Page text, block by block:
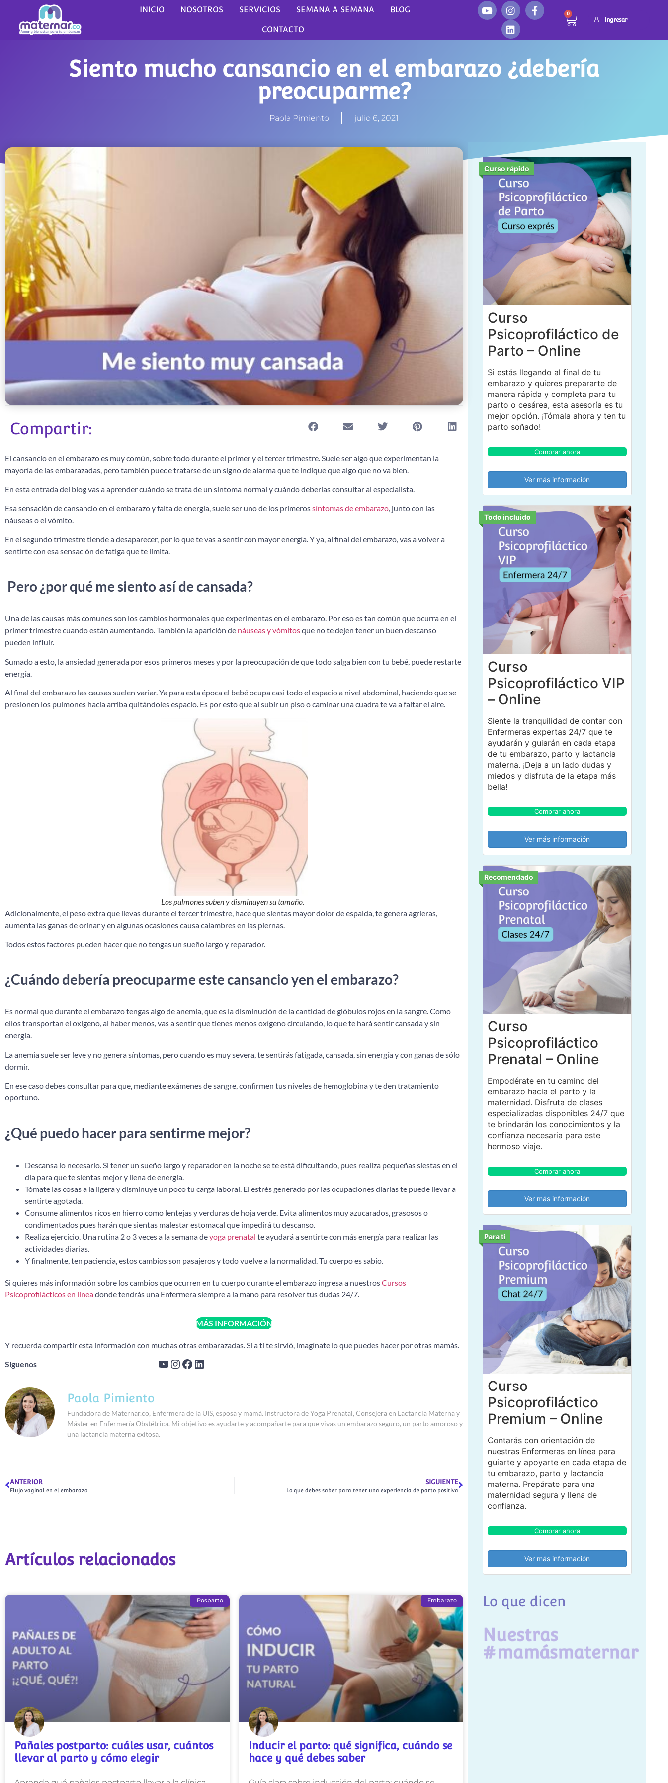
INICIO NOSOTROS SERVICIOS SEMANA A SEMANA BLOG
CONTACTO
0
Ingresar
Siento mucho cansancio en el embarazo ¿debería
preocuparme?
Paola Pimiento julio 6, 2021
Compartir:
El cansancio en el embarazo es muy común, sobre todo durante el primer y el tercer trimestre. Suele ser algo que experimentan la
mayoría de las embarazadas, pero también puede tratarse de un signo de alarma que te indique que algo que no va bien.
En esta entrada del blog vas a aprender cuándo se trata de un síntoma normal y cuándo deberías consultar al especialista.
Esa sensación de cansancio en el embarazo y falta de energía, suele ser uno de los primerossíntomas de embarazo , junto con las
náuseas o el vómito.
En el segundo trimestre tiende a desaparecer, por lo que te vas a sentir con mayor energía. Y ya, al final del embarazo, vas a volver a
sentirte con esa sensación de fatiga que te limita.
Pero ¿por qué me siento así de cansada?
Una de las causas más comunes son los cambios hormonales que experimentas en el embarazo. Por eso es tan común que ocurra en el
primer trimestre cuando están aumentando. También la aparición de náuseas y vómitosque no te dejen tener un buen descanso
pueden influir.
Sumado a esto, la ansiedad generada por esos primeros meses y por la preocupación de que todo salga bien con tu bebé, puede restarte
energía.
Al final del embarazo las causas suelen variar. Ya para esta época el bebé ocupa casi todo el espacio a nivel abdominal, haciendo que se
presionen los pulmones hacia arriba quitándoles espacio. Es por esto que al subir un piso o caminar una cuadra te va a faltar el aire.
Los pulmones suben y disminuyen su tamaño.
Adicionalmente, el peso extra que llevas durante el tercer trimestre, hace que sientas mayor dolor de espalda, te genera agrieras,
aumenta las ganas de orinar y en algunas ocasiones causa calambres en las piernas.
Todos estos factores pueden hacer que no tengas un sueño largo y reparador.
¿Cuándo debería preocuparme este cansancio yen el embarazo?
Es normal que durante el embarazo tengas algo de anemia, que es la disminución de la cantidad de glóbulos rojos en la sangre. Como
ellos transportan el oxígeno, al haber menos, vas a sentir que tienes menos oxígeno circulando, lo que te hará sentir cansada y sin
energía.
La anemia suele ser leve y no genera síntomas, pero cuando es muy severa, te sentirás fatigada, cansada, sin energía y con ganas de sólo
dormir.
En ese caso debes consultar para que, mediante exámenes de sangre, confirmen tus niveles de hemoglobina y te den tratamiento
oportuno.
¿Qué puedo hacer para sentirme mejor?
Descansa lo necesario. Si tener un sueño largo y reparador en la noche se te está dificultando, pues realiza pequeñas siestas en el
día para que te sientas mejor y llena de energía.
Tómate las cosas a la ligera y disminuye un poco tu carga laboral. El estrés generado por las ocupaciones diarias te puede llevar a
sentirte agotada.
Consume alimentos ricos en hierro como lentejas y verduras de hoja verde. Evita alimentos muy azucarados, grasosos o
condimentados pues harán que sientas malestar estomacal que impedirá tu descanso.
Realiza ejercicio. Una rutina 2 o 3 veces a la semana deyoga prenatal te ayudará a sentirte con más energía para realizar las
actividades diarias.
Y finalmente, ten paciencia, estos cambios son pasajeros y todo vuelve a la normalidad. Tu cuerpo es sabio.
Si quieres más información sobre los cambios que ocurren en tu cuerpo durante el embarazo ingresa a nuestrosCursos
Psicoprofilácticos en líneadonde tendrás una Enfermera siempre a la mano para resolver tus dudas 24/7.
MÁS INFORMACIÓN
Y recuerda compartir esta información con muchas otras embarazadas. Si a ti te sirvió, imagínate lo que puedes hacer por otras mamás.
Síguenos
Paola Pimiento
Fundadora de Maternar.co, Enfermera de la UIS, esposa y mamá. Instructora de Yoga Prenatal, Consejera en Lactancia Materna y
Máster en Enfermería Obstétrica. Mi objetivo es ayudarte y acompañarte para que vivas un embarazo seguro, un parto amoroso y
una lactancia materna exitosa.
ANTERIOR
Flujo vaginal en el embarazo
SIGUIENTE
Lo que debes saber para tener una experiencia de parto positiva
Artículos relacionados
Posparto
Pañales postparto: cuáles usar, cuántos
llevar al parto y cómo elegir
Embarazo
Inducir el parto: qué significa, cuándo se
hace y qué debes saber
Curso rápido
Curso
Psicoprofiláctico de
Parto – Online
Si estás llegando al final de tu
embarazo y quieres prepararte de
manera rápida y completa para tu
parto o cesárea, esta asesoría es tu
mejor opción. ¡Tómala ahora y ten tu
parto soñado!
Comprar ahora
Ver más información
Todo incluido
Curso
Psicoprofiláctico VIP
– Online
Siente la tranquilidad de contar con
Enfermeras expertas 24/7 que te
ayudarán y guiarán en cada etapa
de tu embarazo, parto y lactancia
materna. ¡Deja a un lado dudas y
miedos y disfruta de la etapa más
bella!
Comprar ahora
Ver más información
Recomendado
Curso
Psicoprofiláctico
Prenatal – Online
Empodérate en tu camino del
embarazo hacia el parto y la
maternidad. Disfruta de clases
especializadas disponibles 24/7 que
te brindarán los conocimientos y la
confianza necesaria para este
hermoso viaje.
Comprar ahora
Ver más información
Para ti
Curso
Psicoprofiláctico
Premium – Online
Contarás con orientación de
nuestras Enfermeras en línea para
guiarte y apoyarte en cada etapa de
tu embarazo, parto y lactancia
materna. Prepárate para una
maternidad segura y llena de
confianza.
Comprar ahora
Ver más información
Lo que dicen
Nuestras
#mamásmaternar